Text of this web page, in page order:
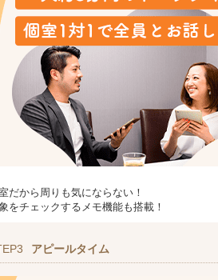
だから周りも気にならない！
をチェックするメモ機能も搭載！
アピールタイム